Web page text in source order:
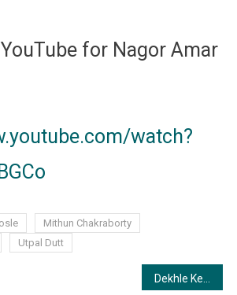
for Nagor Amar
watch?
Mithun Chakraborty
Utpal Dutt